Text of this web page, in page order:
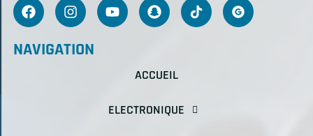
NAVIGATION
ACCUEIL
ELECTRONIQUE